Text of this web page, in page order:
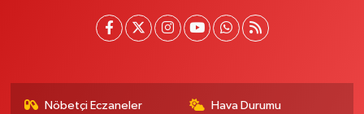
Nöbetçi Eczaneler Hava Durumu